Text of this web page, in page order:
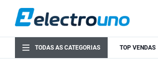
TODAS AS CATEGORIAS TOP VENDAS